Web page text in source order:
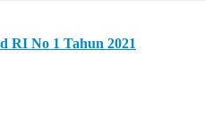
RI No 1 Tahun 2021